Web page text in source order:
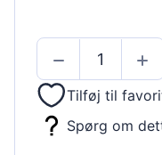
Tilføj til
Spørg om